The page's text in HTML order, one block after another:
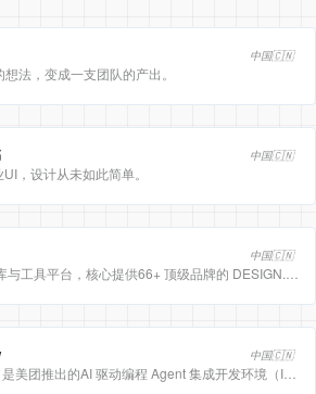
中国🇨🇳
法，变成一支团队的产出。
中国🇨🇳
，设计从未如此简单。
中国🇨🇳
中国🇨🇳